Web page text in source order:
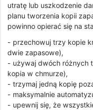
utratę lub uszkodzenie
planu tworzenia kopii
powinno opierać się na
- przechowuj trzy kopie
dwie zapasowe),
- używaj dwóch różnych
kopia w chmurze),
- trzymaj jedną kopię
- maksymalnie
- upewnij się, że